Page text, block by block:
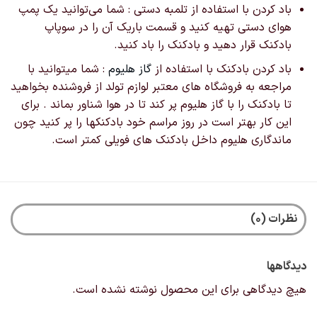
باد کردن با استفاده از تلمبه دستی : شما می‌توانید یک پمپ
هوای دستی تهیه کنید و قسمت باریک آن را در سوپاپ
بادکنک قرار دهید و بادکنک را باد کنید.
باد کردن بادکنک با استفاده از گاز هلیوم: شما میتوانید با
مراجعه به فروشگاه های معتبر لوازم تولد از فروشنده بخواهید
تا بادکنک را با گاز هلیوم پر کند تا در هوا شناور بماند . برای
این کار بهتر است در روز مراسم خود بادکنکها را پر کنید چون
ماندگاری هلیوم داخل بادکنک های فویلی کمتر است.
نظرات (0)
دیدگاهها
هیچ دیدگاهی برای این محصول نوشته نشده است.